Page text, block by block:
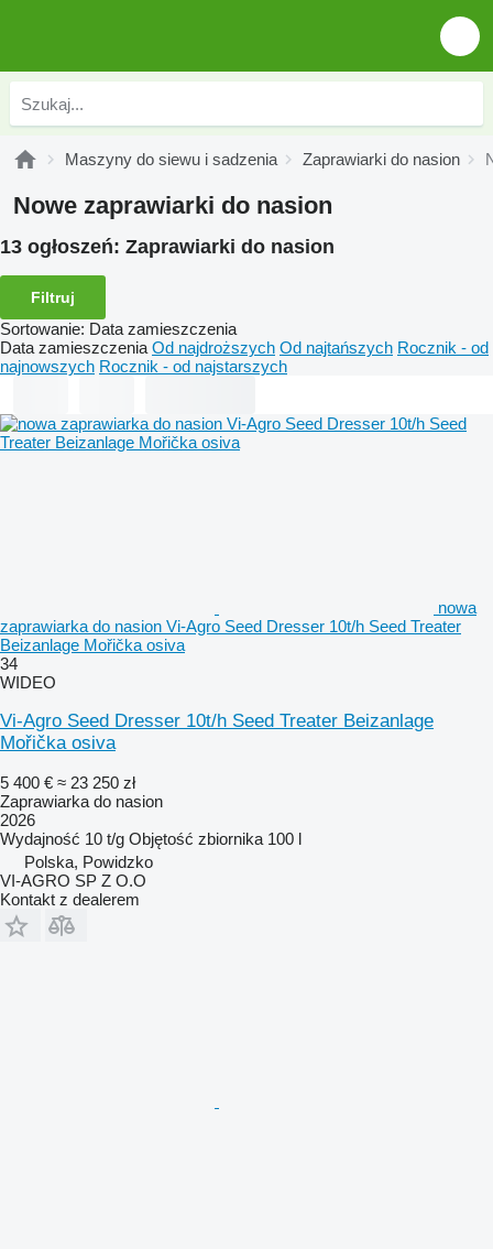
Maszyny do siewu i sadzenia Zaprawiarki do nasion
Nowe zaprawiarki do nasion
13 ogłoszeń: Zaprawiarki do nasion
Filtruj
Sortowanie: Data zamieszczenia
Data zamieszczenia Od najdroższych Od najtańszych Rocznik - od
najnowszych Rocznik - od najstarszych
nowa
zaprawiarka do nasion Vi-Agro Seed Dresser 10t/h Seed Treater
Beizanlage Mořička osiva
34
WIDEO
Vi-Agro Seed Dresser 10t/h Seed Treater Beizanlage
Mořička osiva
5 400 € ≈ 23 250 zł
Zaprawiarka do nasion
2026
Wydajność 10 t/g Objętość zbiornika 100 l
Polska, Powidzko
VI-AGRO SP Z O.O
Kontakt z dealerem